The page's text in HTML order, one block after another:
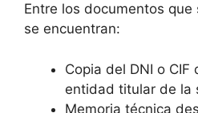
Entre los documentos
se encuentran:
Copia del DNI o CIF
entidad titular de la
Memoria técnica